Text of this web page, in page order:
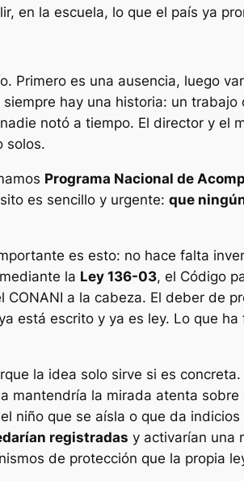
en la escuela, lo que el país ya
Primero es una ausencia, luego
hay una historia: un trabajo
notó a tiempo. El director y el
solos.
Programa Nacional de
es sencillo y urgente: que
es esto: no hace falta
la Ley 136-03, el Código
a la cabeza. El deber de
está escrito y ya es ley. Lo que
la idea solo sirve si es concreta.
mantendría la mirada atenta
niño que se aísla o que da
registradas y activarían una
de protección que la propia